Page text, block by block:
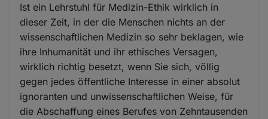
Ist ein Lehrstuhl für Medizin-Ethik wirklich in
dieser Zeit, in der die Menschen nichts an der
wissenschaftlichen Medizin so sehr beklagen, wie
ihre Inhumanität und ihr ethisches Versagen,
wirklich richtig besetzt, wenn Sie sich, völlig
gegen jedes öffentliche Interesse in einer absolut
ignoranten und unwissenschaftlichen Weise, für
die Abschaffung eines Berufes von Zehntausenden